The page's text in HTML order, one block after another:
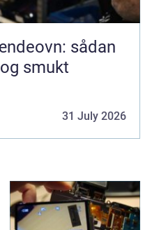
sådan
smukt
31 July 2026